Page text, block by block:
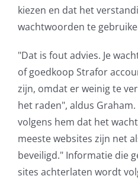
Office365
Glasvezelverbindingen
Microsoft software licenties
SLA overeenkomsten
Remote Help
kiezen en dat het
wachtwoorden te
"Dat is fout advies. Je
of goedkoop Strafor
zijn, omdat er weinig te
het raden", aldus
volgens hem dat het
meeste websites zijn net
beveiligd." Informatie die
sites achterlaten wordt